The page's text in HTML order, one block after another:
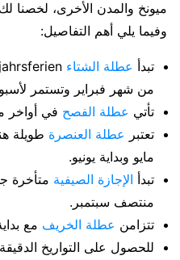
وفيما يلي أهم التفاصيل:
تبدأ عطلة الشتاء
من شهر فبراير وتستمر
تأتي عطلة الفصح في أواخر
تعتبر عطلة العنصرة طويلة
مايو وبداية يونيو.
تبدأ الإجازة الصيفية متأخرة
منتصف سبتمبر.
تتزامن عطلة الخريف مع
للحصول على التواريخ